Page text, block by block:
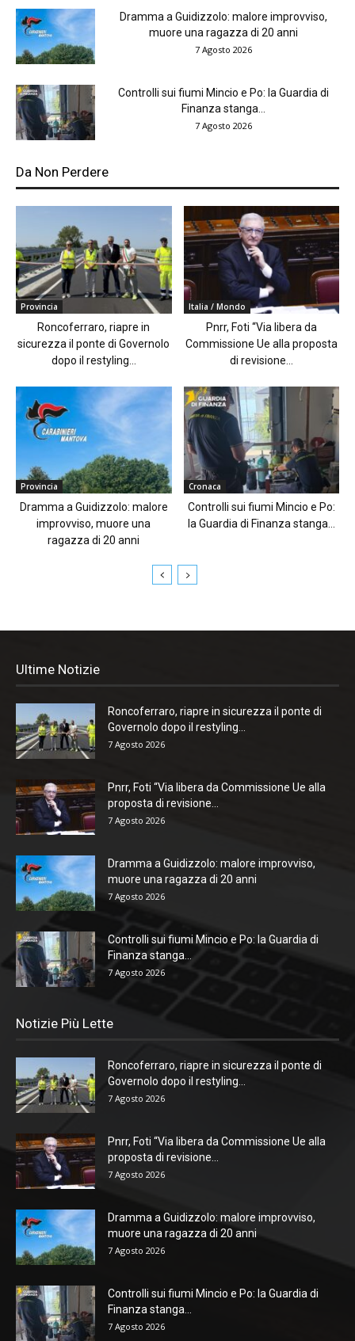
Dramma a Guidizzolo: malore improvviso,
muore una ragazza di 20 anni
7 Agosto 2026
Controlli sui fiumi Mincio e Po: la Guardia di
Finanza stanga...
7 Agosto 2026
Da Non Perdere
Provincia
Roncoferraro, riapre in
sicurezza il ponte di Governolo
dopo il restyling...
Italia / Mondo
Pnrr, Foti “Via libera da
Commissione Ue alla proposta
di revisione...
Provincia
Dramma a Guidizzolo: malore
improvviso, muore una
ragazza di 20 anni
Cronaca
Controlli sui fiumi Mincio e Po:
la Guardia di Finanza stanga...
Ultime Notizie
Roncoferraro, riapre in sicurezza il ponte di
Governolo dopo il restyling...
7 Agosto 2026
Pnrr, Foti “Via libera da Commissione Ue alla
proposta di revisione...
7 Agosto 2026
Dramma a Guidizzolo: malore improvviso,
muore una ragazza di 20 anni
7 Agosto 2026
Controlli sui fiumi Mincio e Po: la Guardia di
Finanza stanga...
7 Agosto 2026
Notizie Più Lette
Roncoferraro, riapre in sicurezza il ponte di
Governolo dopo il restyling...
7 Agosto 2026
Pnrr, Foti “Via libera da Commissione Ue alla
proposta di revisione...
7 Agosto 2026
Dramma a Guidizzolo: malore improvviso,
muore una ragazza di 20 anni
7 Agosto 2026
Controlli sui fiumi Mincio e Po: la Guardia di
Finanza stanga...
7 Agosto 2026